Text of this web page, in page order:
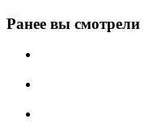
Ранее вы смотрели